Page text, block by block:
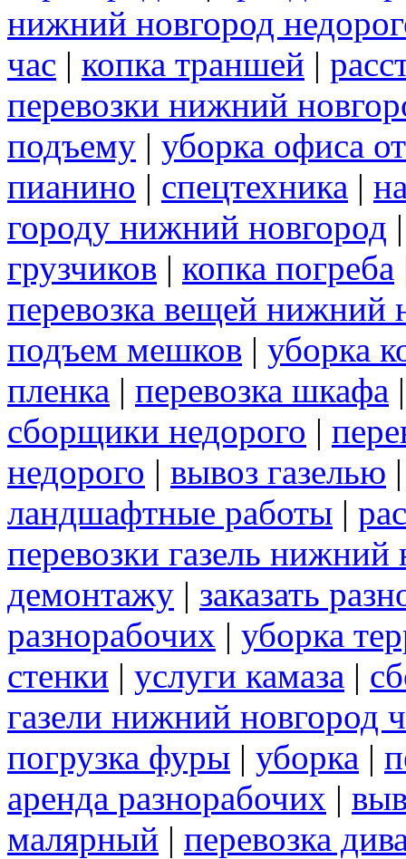
нижний новгород
час | копка траншей |
перевозки нижний
подъему | уборка офиса
пианино | спецтехника |
городу нижний новгород
грузчиков | копка погреба
перевозка вещей нижний
подъем мешков | уборка
пленка | перевозка шкафа
сборщики недорого |
недорого | вывоз газелью
ландшафтные работы |
перевозки газель нижний
демонтажу | заказать
разнорабочих | уборка
стенки | услуги камаза |
газели нижний новгород
погрузка фуры | уборка |
аренда разнорабочих |
малярный | перевозка